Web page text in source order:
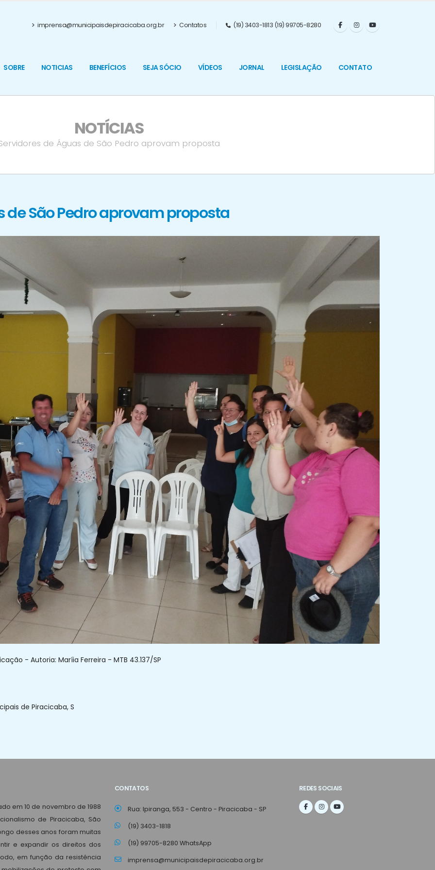
imprensa@municipaisdepiracicaba.org.br Contatos (19) 3403-1813 (19) 99705-8280
SOBRE NOTICIAS BENEFÍCIOS SEJA SÓCIO VÍDEOS JORNAL LEGISLAÇÃO CONTATO
NOTÍCIAS
de Águas de São Pedro aprovam proposta
de São Pedro aprovam proposta
- Autoria: Maríia Ferreira - MTB 43.137/SP
de Piracicaba, S
em 10 de novembro de 1988
de Piracicaba, São
desses anos foram muitas
e expandir os direitos dos
em função da resistência
CONTATOS
Rua: Ipiranga, 553 - Centro - Piracicaba - SP
(19) 3403-1818
(19) 99705-8280 WhatsApp
imprensa@municipaisdepiracicaba.org.br
REDES SOCIAIS